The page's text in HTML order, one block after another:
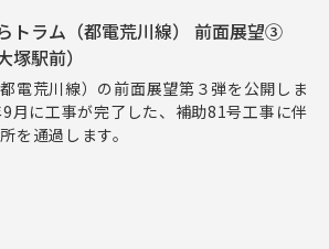
トラム（都電荒川線） 前面展望③
塚駅前）
電荒川線）の前面展望第３弾を公開しま
月に工事が完了した、補助81号工事に伴
を通過します。